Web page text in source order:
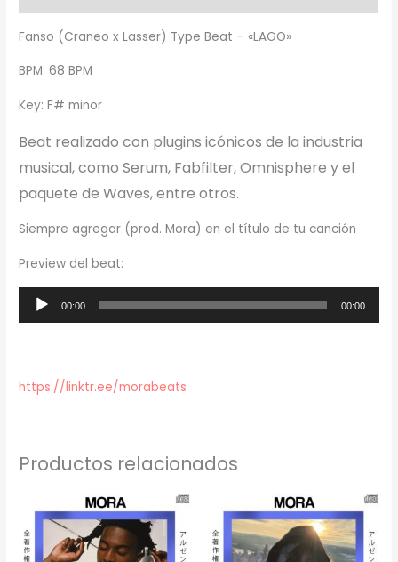
Fanso (Craneo x Lasser) Type Beat – «LAGO»
BPM: 68 BPM
Key: F# minor
Beat realizado con plugins icónicos de la industria
musical, como Serum, Fabfilter, Omnisphere y el
paquete de Waves, entre otros.
Siempre agregar (prod. Mora) en el título de tu canción
Preview del beat:
Reproductor
de
00:00 00:00
https://linktr.ee/morabeats
Productos relacionados